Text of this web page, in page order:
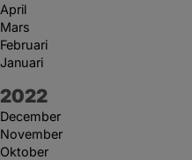
April
Mars
Februari
Januari
År:
2022
December
November
Oktober